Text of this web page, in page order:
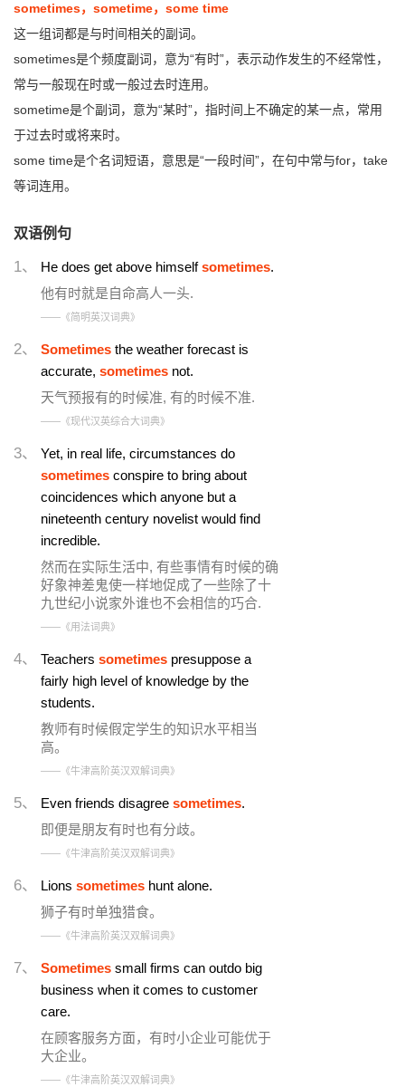
sometimes，sometime，some time
这一组词都是与时间相关的副词。
sometimes是个频度副词，意为“有时”，表示动作发生的不经常性，
常与一般现在时或一般过去时连用。
sometime是个副词，意为“某时”，指时间上不确定的某一点，常用
于过去时或将来时。
some time是个名词短语，意思是“一段时间”，在句中常与for，take
等词连用。
双语例句
1、 He does get above himselfsometimes.
他有时就是自命高人一头.
——《简明英汉词典》
2、 Sometimes the weather forecast is
accurate, sometimes not.
天气预报有的时候准, 有的时候不准.
——《现代汉英综合大词典》
3、
Yet, in real life, circumstances do
sometimes conspire to bring about
coincidences which anyone but a
nineteenth century novelist would find
incredible.
然而在实际生活中, 有些事情有时候的确
好象神差鬼使一样地促成了一些除了十
九世纪小说家外谁也不会相信的巧合.
——《用法词典》
4、 Teachers sometimes presuppose a
fairly high level of knowledge by the
students.
教师有时候假定学生的知识水平相当
高。
——《牛津高阶英汉双解词典》
5、 Even friends disagree sometimes.
即便是朋友有时也有分歧。
——《牛津高阶英汉双解词典》
6、 Lions sometimes hunt alone.
狮子有时单独猎食。
——《牛津高阶英汉双解词典》
7、 Sometimes small firms can outdo big
business when it comes to customer
care.
在顾客服务方面，有时小企业可能优于
大企业。
——《牛津高阶英汉双解词典》